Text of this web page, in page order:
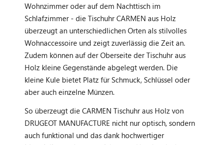
Wohnzimmer oder auf dem Nachttisch im
Schlafzimmer - die Tischuhr CARMEN aus Holz
überzeugt an unterschiedlichen Orten als stilvolles
Wohnaccessoire und zeigt zuverlässig die Zeit an.
Zudem können auf der Oberseite der Tischuhr aus
Holz kleine Gegenstände abgelegt werden. Die
kleine Kule bietet Platz für Schmuck, Schlüssel oder
aber auch einzelne Münzen.
So überzeugt die CARMEN Tischuhr aus Holz von
DRUGEOT MANUFACTURE nicht nur optisch, sondern
auch funktional und das dank hochwertiger